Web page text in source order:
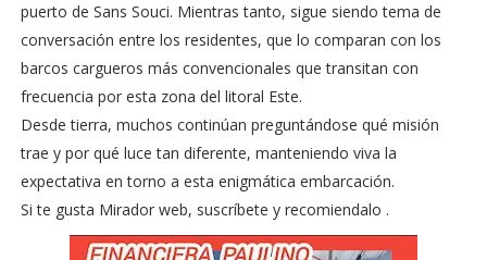
puerto de Sans Souci. Mientras tanto, sigue siendo tema de
conversación entre los residentes, que lo comparan con los
barcos cargueros más convencionales que transitan con
frecuencia por esta zona del litoral Este.
Desde tierra, muchos continúan preguntándose qué misión
trae y por qué luce tan diferente, manteniendo viva la
expectativa en torno a esta enigmática embarcación.
Si te gusta Mirador web, suscríbete y recomiendalo .